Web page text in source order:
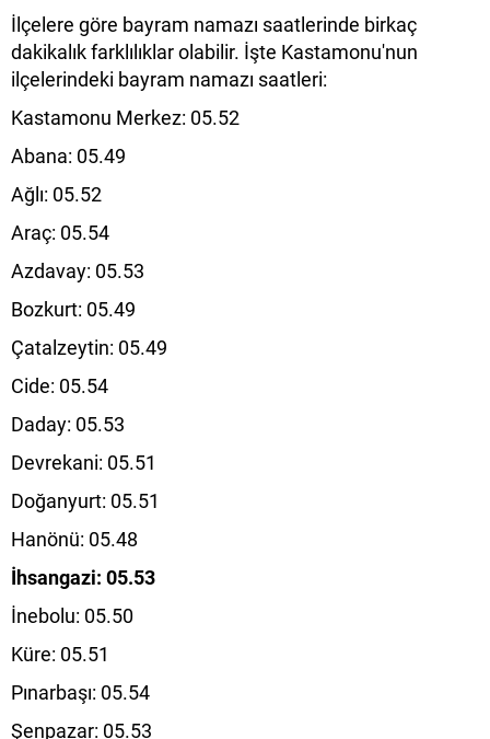
İlçelere göre bayram namazı saatlerinde birkaç
dakikalık farklılıklar olabilir. İşte Kastamonu'nun
ilçelerindeki bayram namazı saatleri:
Kastamonu Merkez: 05.52
Abana: 05.49
Ağlı: 05.52
Araç: 05.54
Azdavay: 05.53
Bozkurt: 05.49
Çatalzeytin: 05.49
Cide: 05.54
Daday: 05.53
Devrekani: 05.51
Doğanyurt: 05.51
Hanönü: 05.48
İhsangazi: 05.53
İnebolu: 05.50
Küre: 05.51
Pınarbaşı: 05.54
Şenpazar: 05.53